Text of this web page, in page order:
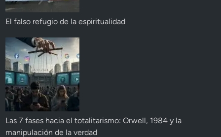
El falso refugio de la espiritualidad
Las 7 fases hacia el totalitarismo: Orwell, 1984 y la
manipulación de la verdad